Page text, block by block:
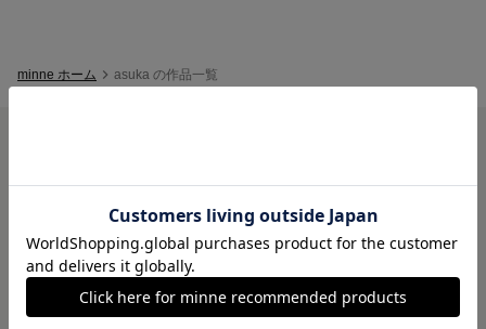
minne ホーム asuka の作品一覧
minneで買いたい
作品をさがす
ショップをさがす